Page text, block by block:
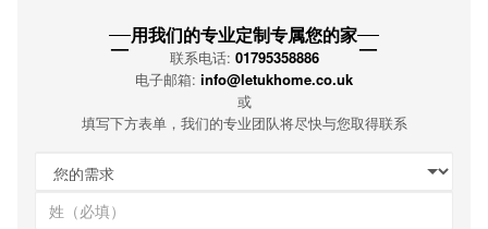
—用我们的专业定制专属您的家—
联系电话: 01795358886
电子邮箱: info@letukhome.co.uk
或
填写下方表单，我们的专业团队将尽快与您取得联系